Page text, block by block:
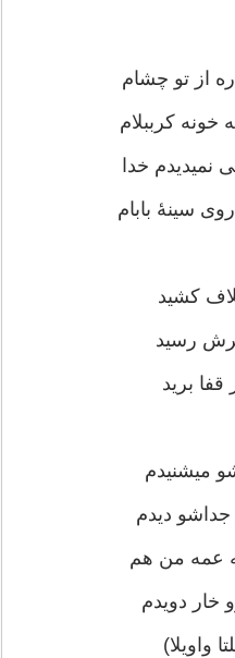
از تو چشام
کرببلام
نمیدیدم خدا
سینهٔ بابام
کشید
رسید
برید
میشنیدم
دیدم
عمه من هم
خار دویدم
واویلا)